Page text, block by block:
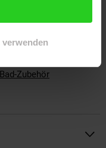
Zubehör